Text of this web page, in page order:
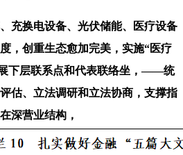
换电设备、光伏储能、医疗设备
，创重生态愈加完美，实施“医疗
下层联系点和代表联络坐，——统
估、立法调研和立法协商，支撑指
深营业结构，